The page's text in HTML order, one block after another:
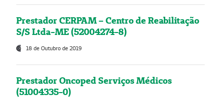
Prestador CERPAM – Centro de Reabilitação
S/S Ltda-ME (52004274-8)
18 de Outubro de 2019
Prestador Oncoped Serviços Médicos
(51004335-0)